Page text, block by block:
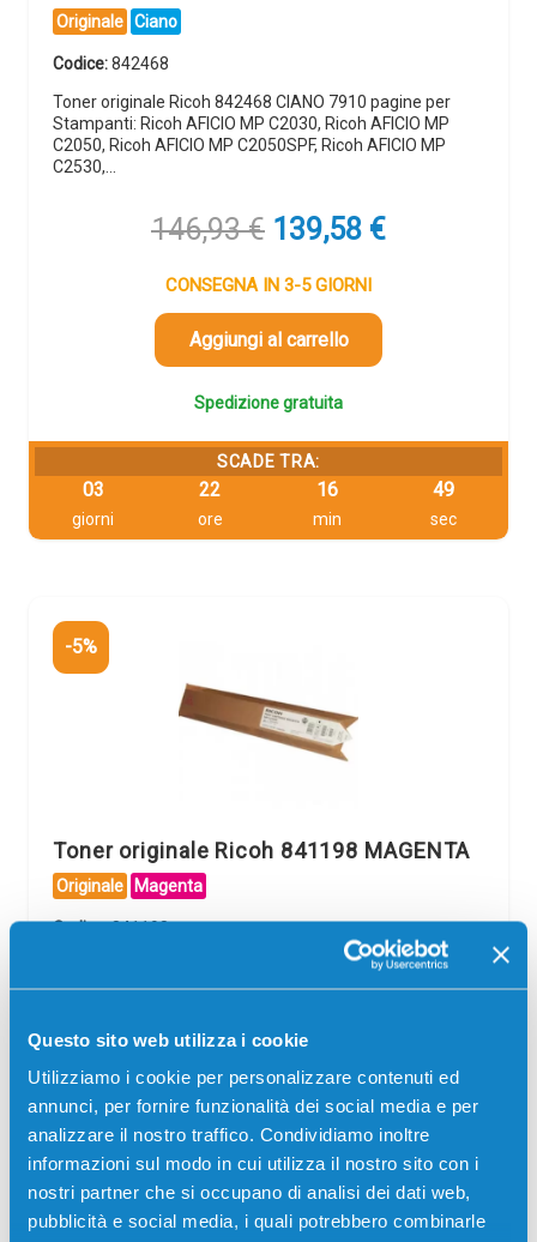
Questo sito web utilizza i cookie
Utilizziamo i cookie per personalizzare contenuti ed
annunci, per fornire funzionalità dei social media e per
analizzare il nostro traffico. Condividiamo inoltre
informazioni sul modo in cui utilizza il nostro sito con i
nostri partner che si occupano di analisi dei dati web,
pubblicità e social media, i quali potrebbero combinarle
Originale Ciano
Codice:842468
Toner originale Ricoh 842468 CIANO 7910 pagine per
Stampanti: Ricoh AFICIO MP C2030, Ricoh AFICIO MP
C2050, Ricoh AFICIO MP C2050SPF, Ricoh AFICIO MP
C2530,…
146,93€ Il
prezzo
originale
era:
146,93 €.
139,58 €Il
CONSEGNA IN 3-5 GIORNI
Aggiungi al carrello
Spedizione gratuita
SCADE TRA:
03
giorni
22
ore
16
min
48
sec
-5%
Toner originale Ricoh 841198 MAGENTA
Originale Magenta
Codice:841198
Toner originale Ricoh 841198 MAGENTA 5500 pagine per
Stampanti: Ricoh AFICIO MP C2030, Ricoh AFICIO MP
100,71€Il
prezzo
originale
era:
100,71 €.
95,67€Il
prezzo
attuale
è:
95,67 €.
CONSEGNA IN 3-5 GIORNI
Aggiungi al carrello